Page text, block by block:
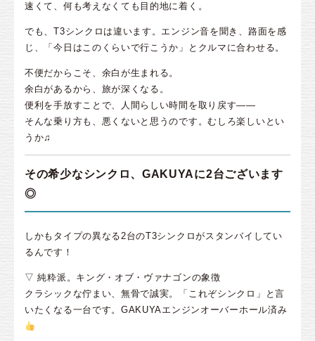
速くて、何も考えなくても目的地に着く。
でも、T3シンクロは違います。エンジン音を聞き、路面を感
じ、「今日はこのくらいで行こうか」とクルマに合わせる。
不便だからこそ、余白が生まれる。
余白があるから、旅が深くなる。
便利を手放すことで、人間らしい時間を取り戻す――
そんな乗り方も、悪くないと思うのです。むしろ楽しいとい
うか♫
その希少なシンクロ、GAKUYAに2台ございます
◎
しかもタイプの異なる2台のT3シンクロがスタンバイしてい
るんです！
▽ 純粋派。キング・オブ・ヴァナゴンの象徴
クラシックな佇まい、無骨で誠実。「これぞシンクロ」と言
いたくなる一台です。GAKUYAエンジンオーバーホール済み